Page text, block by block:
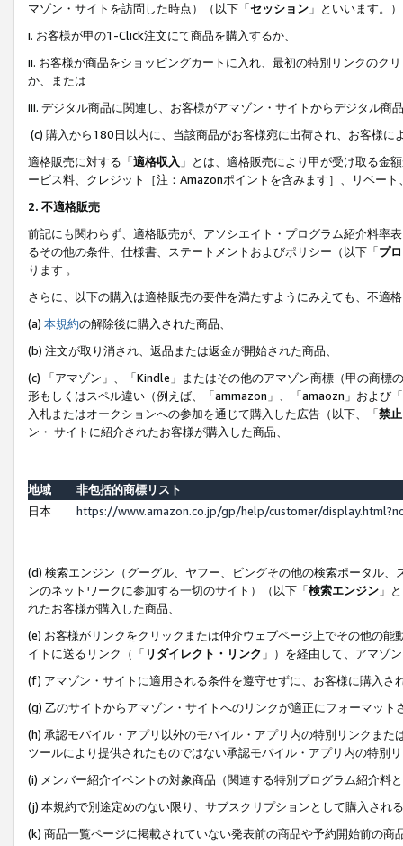
マゾン・サイトを訪問した時点）（以下「セッション 」といいます。
i. お客様が甲の1-Click注文にて商品を購入するか、
ii. お客様が商品をショッピングカートに入れ、最初の特別リンクのク
か、または
iii. デジタル商品に関連し、お客様がアマゾン・サイトからデジタル
(c) 購入から180日以内に、当該商品がお客様宛に出荷され、お客様
適格販売に対する「適格収入 」とは、適格販売により甲が受け取る金
ービス料、クレジット［注：Amazonポイントを含みます］、リベー
2. 不適格販売
前記にも関わらず、適格販売が、アソシエイト・プログラム紹介料率
るその他の条件、仕様書、ステートメントおよびポリシー（以下「プ
ります 。
さらに、以下の購入は適格販売の要件を満たすようにみえても、不適
(a) 本規約の解除後に購入された商品、
(b) 注文が取り消され、返品または返金が開始された商品、
(c) 「アマゾン」、「Kindle」またはその他のアマゾン商標（甲の商
形もしくはスペル違い（例えば、「ammazon」、「amaozn」および
入札またはオークションへの参加を通じて購入した広告（以下、「禁
ン・ サイトに紹介されたお客様が購入した商品、
地域
非包括的商標リスト
日本
https://www.amazon.co.jp/gp/help/customer/
(d) 検索エンジン（グーグル、ヤフー、ビングその他の検索ポータル
ンのネットワークに参加する一切のサイト）（以下「検索エンジン 」
れたお客様が購入した商品、
(e) お客様がリンクをクリックまたは仲介ウェブページ上でその他の
イトに送るリンク（「 リダイレクト・リンク 」）を経由して、アマゾ
(f) アマゾン・サイトに適用される条件を遵守せずに、お客様に購入さ
(g) 乙のサイトからアマゾン・サイトへのリンクが適正にフォーマッ
(h) 承認モバイル・アプリ以外のモバイル・アプリ内の特別リンクま
ツールにより提供されたものではない承認モバイル・アプリ内の特別
(i) メンバー紹介イベントの対象商品（関連する特別プログラム紹介料
(j) 本規約で別途定めのない限り、サブスクリプションとして購入され
(k) 商品一覧ページに掲載されていない発表前の商品や予約開始前の商